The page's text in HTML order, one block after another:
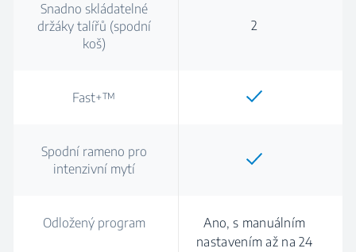
Snadno skládatelné
držáky talířů (spodní
koš)
2
Fast+™
Spodní rameno pro
intenzivní mytí
Odložený program
Ano, s manuálním
nastavením až na 24